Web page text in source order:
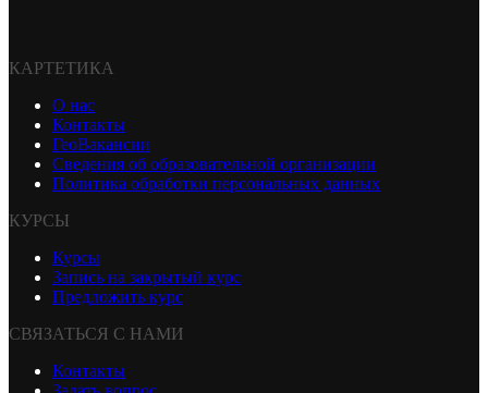
КАРТЕТИКА
О нас
Контакты
ГеоВакансии
Сведения об образовательной организации
Политика обработки персональных данных
КУРСЫ
Курсы
Запись на закрытый курс
Предложить курс
СВЯЗАТЬСЯ С НАМИ
Контакты